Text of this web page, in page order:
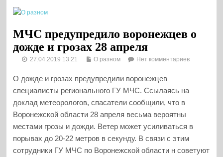
МЧС предупредило воронежцев о
дожде и грозах 28 апреля
27.04.2019 13:21 О разном Нет комментариев
О дожде и грозах предупредили воронежцев
специалисты регионального ГУ МЧС. Ссылаясь на
доклад метеорологов, спасатели сообщили, что в
Воронежской области 28 апреля весьма вероятны
местами грозы и дожди. Ветер может усиливаться в
порывах до 20-22 метров в секунду. В связи с этим
сотрудники ГУ МЧС по Воронежской области н советуют